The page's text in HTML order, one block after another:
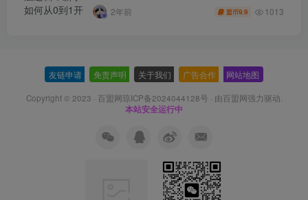
2年前 盟币9.9 1013
友链申请 免责声明 关于我们 广告合作 网站地图
Copyright © 2023 · 百盟网琼ICP备2024044128号 · 由百盟网强力驱动.
本站安全运行中